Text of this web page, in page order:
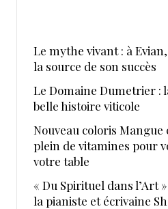
Le mythe vivant : à
la source de son succès
Le Domaine Dumetrier :
belle histoire viticole
Nouveau coloris Mangue
plein de vitamines pour
votre table
« Du Spirituel dans l’Art
la pianiste et écrivaine